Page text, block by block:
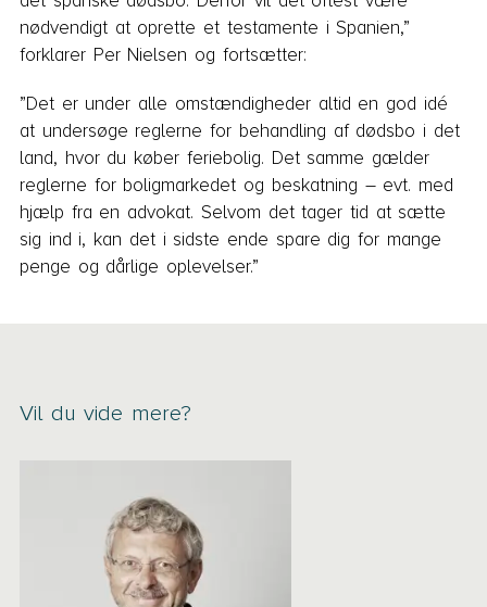
nødvendigt at oprette et testamente i Spanien,”
forklarer Per Nielsen og fortsætter:
”Det er under alle omstændigheder altid en god idé
at undersøge reglerne for behandling af dødsbo i det
land, hvor du køber feriebolig. Det samme gælder
reglerne for boligmarkedet og beskatning – evt. med
hjælp fra en advokat. Selvom det tager tid at sætte
sig ind i, kan det i sidste ende spare dig for mange
penge og dårlige oplevelser.”
Vil du vide mere?